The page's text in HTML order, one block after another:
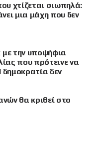
χτίζεται σιωπηλά:
μια μάχη που δεν
την υποψήφια
που πρότεινε να
δημοκρατία δεν
θα κριθεί στο